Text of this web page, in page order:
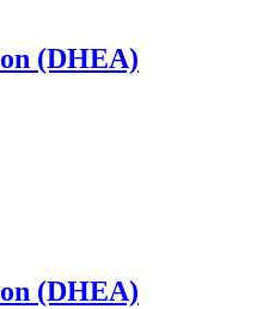
(DHEA)
(DHEA)